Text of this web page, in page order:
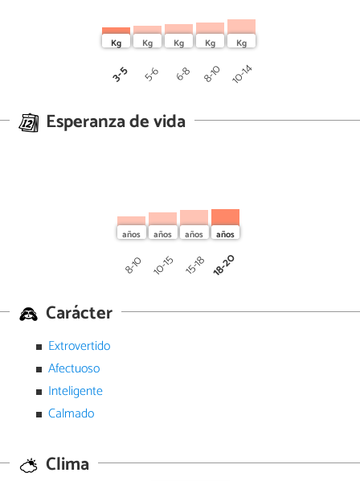
3-5 5-6 6-8 8-10 10-14
Esperanza de vida
8-10 10-15 15-18 18-20
Carácter
Extrovertido
Afectuoso
Inteligente
Calmado
Clima